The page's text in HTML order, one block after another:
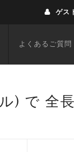
ゲス
よくあるご質問
) で 全